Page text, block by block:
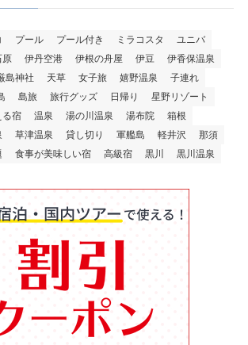
プール プール付き ミラコスタ
ユニバ
原 伊丹空港 伊根の舟屋 伊豆
伊香保温泉
島神社 天草 女子旅 嬉野温泉
子連れ
島旅 旅行グッズ 日帰り
星野リゾート
る宿 温泉 湯の川温泉 湯布院
箱根
草津温泉 貸し切り 軍艦島 軽井沢
那須
食事が美味しい宿 高級宿 黒川 黒川温泉